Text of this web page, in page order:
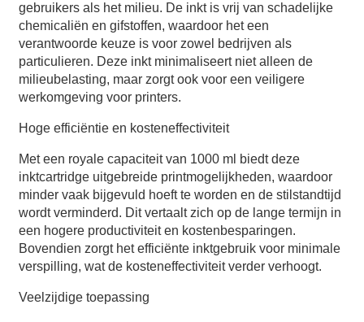
gebruikers als het milieu. De inkt is vrij van schadelijke
chemicaliën en gifstoffen, waardoor het een
verantwoorde keuze is voor zowel bedrijven als
particulieren. Deze inkt minimaliseert niet alleen de
milieubelasting, maar zorgt ook voor een veiligere
werkomgeving voor printers.
Hoge efficiëntie en kosteneffectiviteit
Met een royale capaciteit van 1000 ml biedt deze
inktcartridge uitgebreide printmogelijkheden, waardoor
minder vaak bijgevuld hoeft te worden en de stilstandtijd
wordt verminderd. Dit vertaalt zich op de lange termijn in
een hogere productiviteit en kostenbesparingen.
Bovendien zorgt het efficiënte inktgebruik voor minimale
verspilling, wat de kosteneffectiviteit verder verhoogt.
Veelzijdige toepassing